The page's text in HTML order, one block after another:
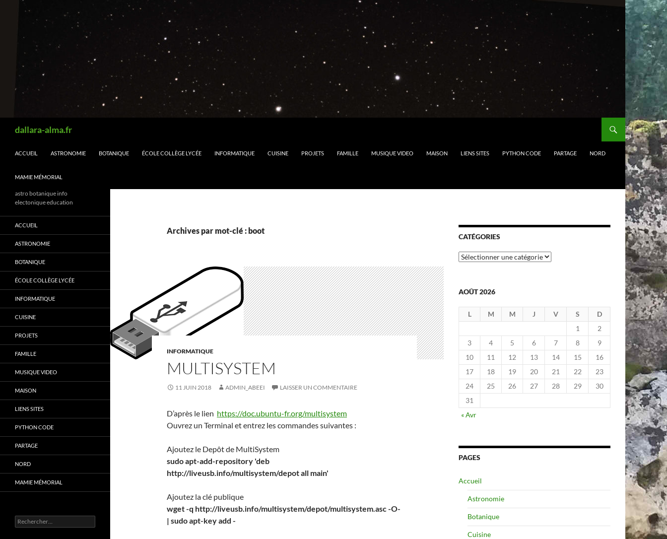
dallara-alma.fr
ACCUEIL ASTRONOMIE BOTANIQUE ÉCOLE COLLÈGE LYCÉE INFORMATIQUE CUISINE PROJETS FAMILLE MUSIQUE VIDEO MAISON LIENS SITES PYTHON CODE PARTAGE NORD
MAMIE MÉMORIAL
Archives par mot-clé : boot
INFORMATIQUE
MULTISYSTEM
11 JUIN 2018 ADMIN_ABEEI LAISSER UN COMMENTAIRE
D’après le lien https://doc.ubuntu-fr.org/multisystem
Ouvrez un Terminal et entrez les commandes suivantes :
Ajoutez le Depôt de MultiSystem
sudo apt-add-repository 'deb
http://liveusb.info/multisystem/depot all main'
Ajoutez la clé publique
wget -q http://liveusb.info/multisystem/depot/multisystem.asc -O-
| sudo apt-key add -
CATÉGORIES
Catégories
AOÛT 2026
L M M J V S
D
1
2
3
4 5 6 7 8
9
10
11 12 13 14 15
16
17
18 19 20 21 22
23
24
25 26 27 28 29
30
31
« Avr
PAGES
Accueil
Astronomie
Botanique
Cuisine
astro botanique info
electonique education
ACCUEIL
ASTRONOMIE
BOTANIQUE
ÉCOLE COLLÈGE LYCÉE
INFORMATIQUE
CUISINE
PROJETS
FAMILLE
MUSIQUE VIDEO
MAISON
LIENS SITES
PYTHON CODE
PARTAGE
NORD
MAMIE MÉMORIAL
Rechercher :